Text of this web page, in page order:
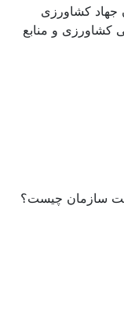
جهاد کشاورزی
کشاورزی و منابع
سازمان چیست؟